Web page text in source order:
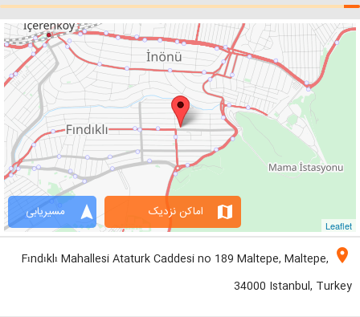
Leaflet
navigation مسیریابی map اماکن نزدیک
location_on
Fındıklı Mahallesi Ataturk Caddesi no 189 Maltepe, Maltepe,
34000 Istanbul, Turkey